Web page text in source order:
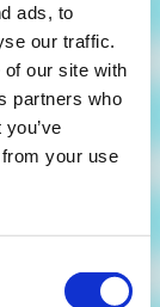
ads, to
our traffic.
our site with
partners who
your use
een
zal
social